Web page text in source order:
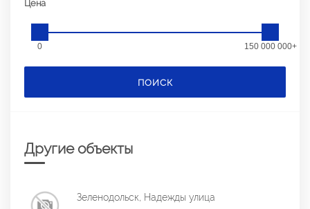
Цена
0 150 000 000+
ПОИСК
Другие объекты
Зеленодольск, Надежды улица